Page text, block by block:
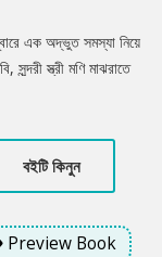
এক অদ্ভুত সমস্যা নিয়ে
স্ত্রী মণি মাঝরাতে
কোনো বিভ্রম নাকি
বইটি কিনুন
Preview Book